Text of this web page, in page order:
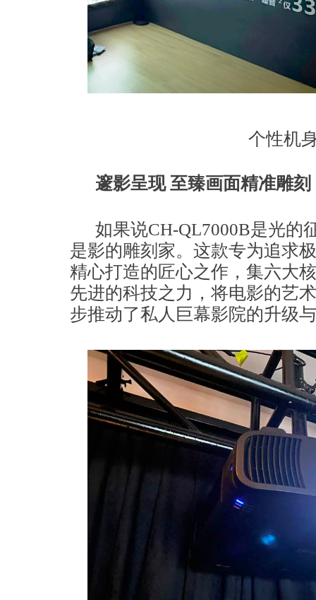
个性机
邃影呈现 至臻画面精准雕刻
如果说CH-QL7000B是光的
是影的雕刻家。这款专为追求
精心打造的匠心之作，集六大
先进的科技之力，将电影的艺
步推动了私人巨幕影院的升级